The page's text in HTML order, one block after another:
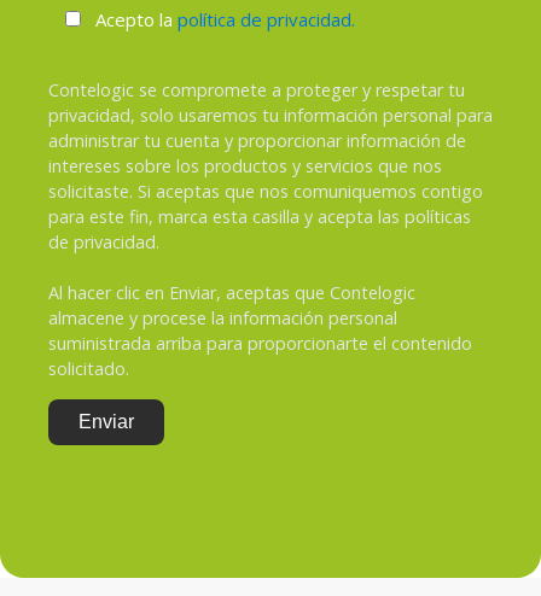
Acepto la política de privacidad.
Contelogic se compromete a proteger y respetar tu
privacidad, solo usaremos tu información personal para
administrar tu cuenta y proporcionar información de
intereses sobre los productos y servicios que nos
solicitaste. Si aceptas que nos comuniquemos contigo
para este fin, marca esta casilla y acepta las políticas
de privacidad.
Al hacer clic en Enviar, aceptas que Contelogic
almacene y procese la información personal
suministrada arriba para proporcionarte el contenido
solicitado.